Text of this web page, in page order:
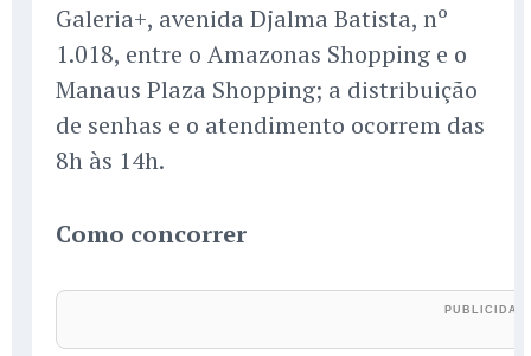
Galeria+, avenida Djalma Batista, nº
1.018, entre o Amazonas Shopping e o
Manaus Plaza Shopping; a distribuição
de senhas e o atendimento ocorrem das
8h às 14h.
Como concorrer